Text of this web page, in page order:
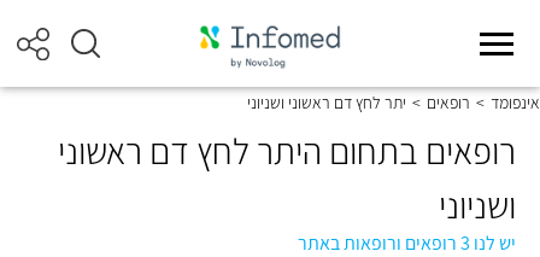
אינפומד > רופאים > יתר לחץ דם ראשוני ושניוני
רופאים בתחום היתר לחץ דם ראשוני
ושניוני
יש לנו 3 רופאים ורופאות באתר